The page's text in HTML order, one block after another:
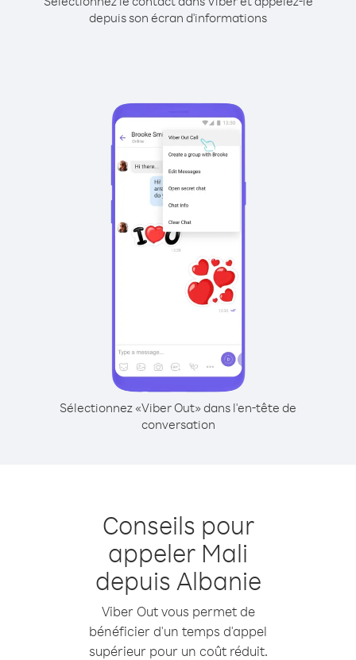
depuis son écran d'informations
Sélectionnez «Viber Out» dans l'en-tête de
conversation
Conseils pour
appeler Mali
depuis Albanie
Viber Out vous permet de
bénéficier d'un temps d'appel
supérieur pour un coût réduit.